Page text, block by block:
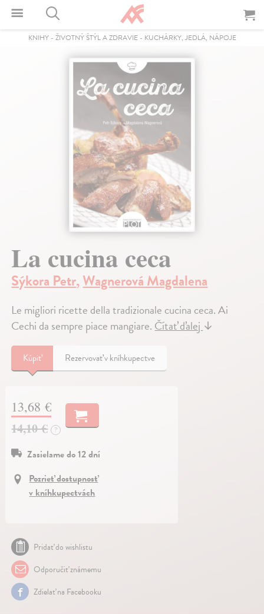
KNIHY- ŽIVOTNÝ ŠTÝL A ZDRAVIE- KUCHÁRKY, JEDLÁ, NÁPOJE
La cucina ceca
Sýkora Petr,Wagnerová Magdalena
Le migliori ricette della tradizionale cucina ceca. Ai
Cechi da sempre piace mangiare.Čítať ďalej↓
Kúpiť Rezervovať v kníhkupectve
13,68 €
14,10 € ?
Zasielame do 12 dní
Pozrieť dostupnosť
v kníhkupectvách
Pridať do wishlistu
Odporučiť známemu
Zdielať na Facebooku